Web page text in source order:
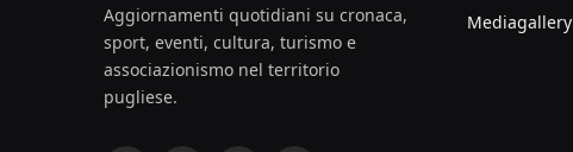
Aggiornamenti quotidiani su cronaca,
sport, eventi, cultura, turismo e
associazionismo nel territorio
pugliese.
Mediagallery